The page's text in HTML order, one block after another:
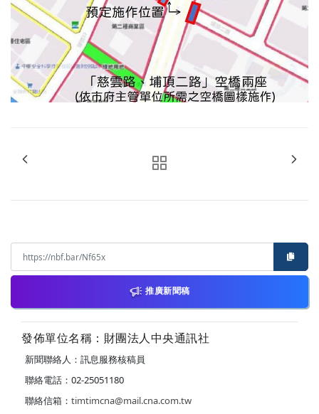
推廣新聞稿
發佈單位名稱：財團法人中央通訊社
新聞聯絡人：訊息服務核稿員
聯絡電話：02-25051180
聯絡信箱： timtimcna@mail.cna.com.tw